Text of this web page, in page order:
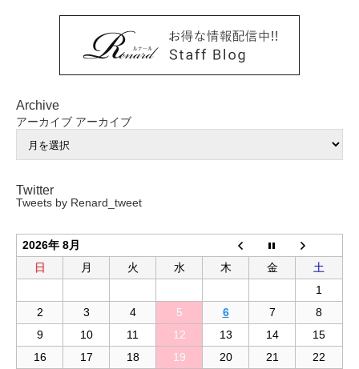
Archive
アーカイブ アーカイブ
Twitter
Tweets by Renard_tweet
2026年 8月
日
月 火 水 木 金
土
1
2
3 4 5 6 7
8
9
10 11 12 13 14
15
16
17 18 19 20 21
22